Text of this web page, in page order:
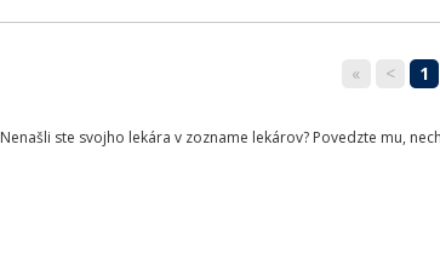
« < 1
Nenašli ste svojho lekára v zozname lekárov? Povedzte mu,